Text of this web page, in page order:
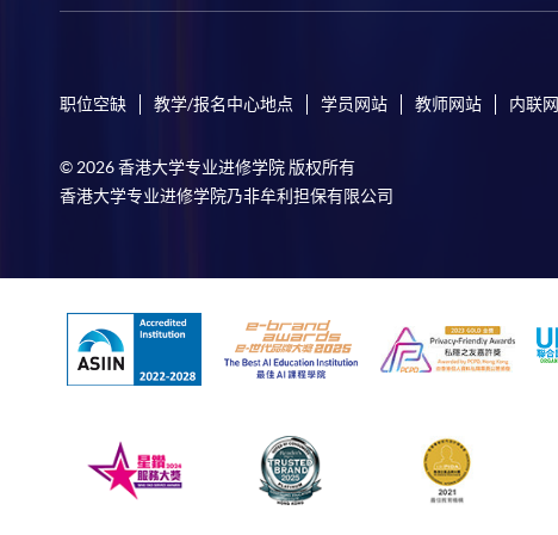
职位空缺 教学/报名中心地点 学员网站 教师网站 内联网
© 2026 香港大学专业进修学院 版权所有
香港大学专业进修学院乃非牟利担保有限公司